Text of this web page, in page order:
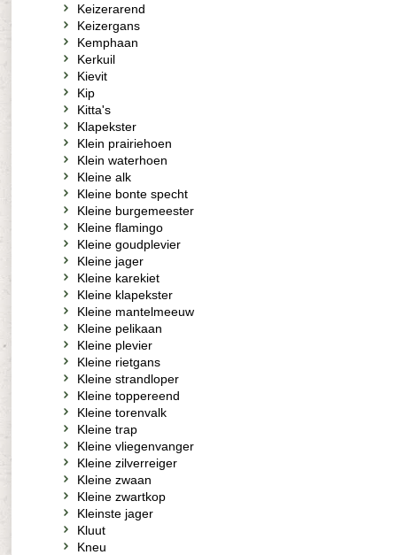
Keizerarend
Keizergans
Kemphaan
Kerkuil
Kievit
Kip
Kitta's
Klapekster
Klein prairiehoen
Klein waterhoen
Kleine alk
Kleine bonte specht
Kleine burgemeester
Kleine flamingo
Kleine goudplevier
Kleine jager
Kleine karekiet
Kleine klapekster
Kleine mantelmeeuw
Kleine pelikaan
Kleine plevier
Kleine rietgans
Kleine strandloper
Kleine toppereend
Kleine torenvalk
Kleine trap
Kleine vliegenvanger
Kleine zilverreiger
Kleine zwaan
Kleine zwartkop
Kleinste jager
Kluut
Kneu